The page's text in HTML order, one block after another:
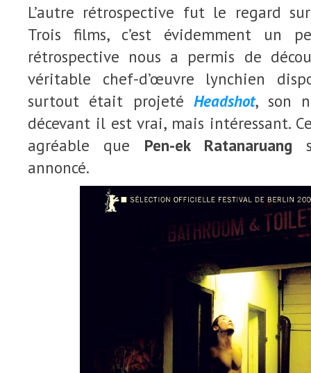
L’autre rétrospective fut le regard
Trois films, c’est évidemment un
rétrospective nous a permis de
véritable chef-d’œuvre lynchien
surtout était projetéHeadshot, son
décevant il est vrai, mais intéressant.
agréable que Pen-ek Ratanaruang
annoncé.